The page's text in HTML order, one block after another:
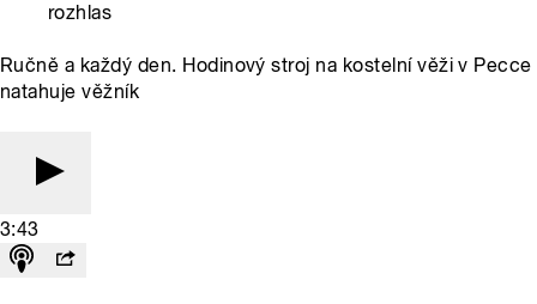
rozhlas
Ručně a každý den. Hodinový stroj na kostelní věži v Pecce
natahuje věžník
3:43